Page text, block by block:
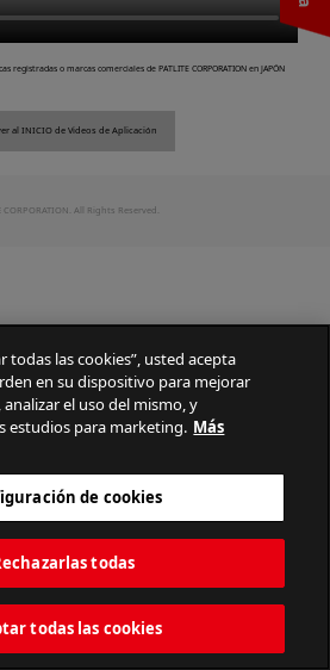
registradas o marcas comerciales de PATLITE CORPORATION en JAPÓN
al INICIO de Videos de Aplicación
CORPORATION. All Rights Reserved.
todas las cookies”, usted acepta
en su dispositivo para mejorar
el uso del mismo, y
estudios para marketing. Más
de cookies
todas
todas las cookies